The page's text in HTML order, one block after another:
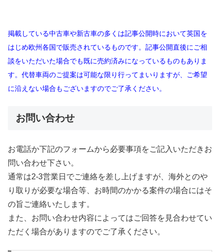
掲載している中古車や新古車の多くは記事公開時において英国を
はじめ欧州各国で販売されているものです。記事公開直後にご相
談をいただいた場合でも既に売約済みになっているものもありま
す。代替車両のご提案は可能な限り行ってまいりますが、ご希望
に沿えない場合もございますのでご了承ください。
お問い合わせ
お電話か下記のフォームから必要事項をご記入いただきお
問い合わせ下さい。
通常は2-3営業日でご連絡を差し上げますが、海外とのや
り取りが必要な場合等、お時間のかかる案件の場合にはそ
の旨ご連絡いたします。
また、お問い合わせ内容によってはご回答を見合わせてい
ただく場合がありますのでご了承ください。